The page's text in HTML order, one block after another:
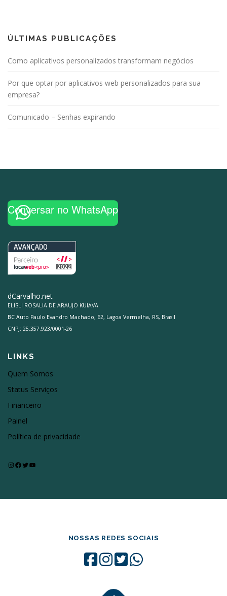
ÚLTIMAS PUBLICAÇÕES
Como aplicativos personalizados transformam negócios
Por que optar por aplicativos web personalizados para sua
empresa?
Comunicado – Senhas expirando
Conversar no WhatsApp
dCarvalho.net
ELISLI ROSALIA DE ARAUJO KUIAVA
BC Auto Paulo Evandro Machado, 62, Lagoa Vermelha, RS, Brasil
CNPJ: 25.357.923/0001-26
LINKS
Quem Somos
Status Serviços
Financeiro
Painel
Política de privacidade
InstagramFacebook Twitter Youtube
NOSSAS REDES SOCIAIS